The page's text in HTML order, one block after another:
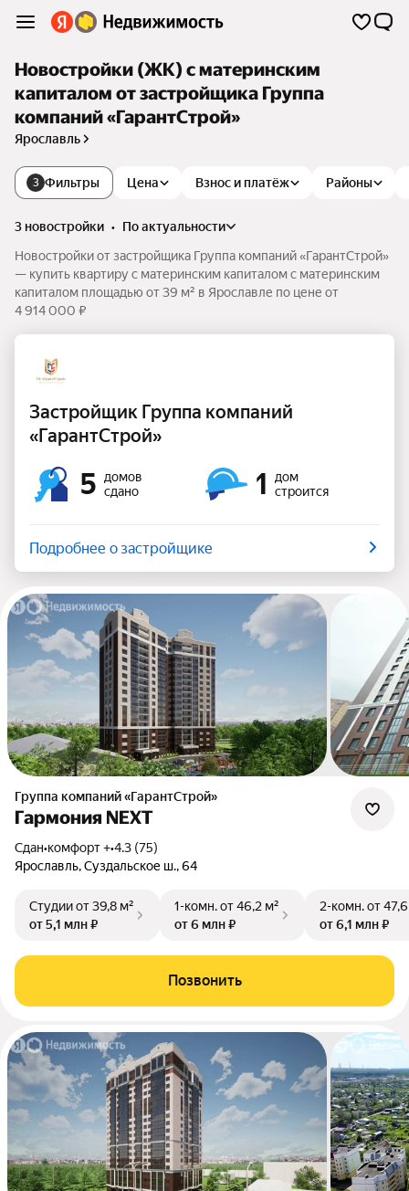
Новостройки (ЖК) с материнским
капиталом от застройщика Группа
компаний «ГарантСтрой»
Ярославль
3 Фильтры Цена Взнос и платёж Районы
3 новостройки •
по актуальности
Новостройки от застройщика Группа компаний «ГарантСтрой»
— купить квартиру с материнским капиталом с материнским
капиталом площадью от 39 м² в Ярославле по цене от
4 914 000 ₽
Застройщик Группа компаний
«ГарантСтрой»
5
домов
сдано
1
дом
строится
Подробнее о застройщике
Группа компаний «ГарантСтрой»
Гармония NEXT
Сдан•комфорт +•4.3 (75)
Ярославль, Суздальское ш., 64
Студииот 39,8 м²
от 5,1 млн ₽
1-комн.от 46,2 м²
от 6 млн ₽
2-комн.от
от 6,1 млн ₽
Позвонить